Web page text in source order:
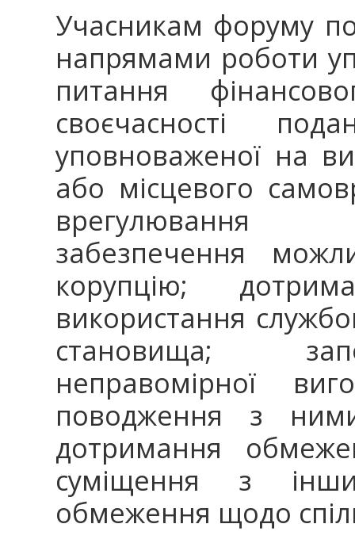
Учасникам форуму
напрямами роботи
питання
своєчасності
уповноваженої на
або місцевого
врегулювання
забезпечення
корупцію;
використання
становища;
неправомірної
поводження з
дотримання
суміщення з
обмеження щодо